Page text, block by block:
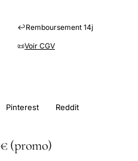
↩️Remboursement 14j
📜Voir CGV
Pinterest Reddit
(promo)